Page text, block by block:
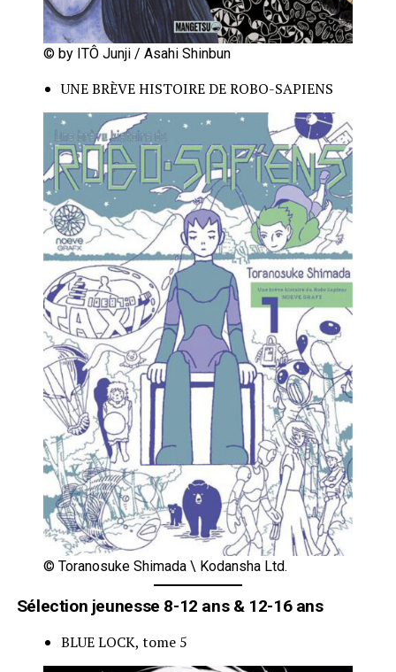
© by ITÔ Junji / Asahi Shinbun
UNE BRÈVE HISTOIRE DE ROBO-SAPIENS
© Toranosuke Shimada \ Kodansha Ltd.
Sélection jeunesse 8-12 ans & 12-16 ans
BLUE LOCK, tome 5